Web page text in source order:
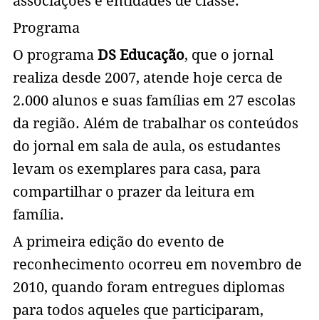
Programa
O programa DS Educação, que o jornal
realiza desde 2007, atende hoje cerca de
2.000 alunos e suas famílias em 27 escolas
da região. Além de trabalhar os conteúdos
do jornal em sala de aula, os estudantes
levam os exemplares para casa, para
compartilhar o prazer da leitura em
família.
A primeira edição do evento de
reconhecimento ocorreu em novembro de
2010, quando foram entregues diplomas
para todos aqueles que participaram,